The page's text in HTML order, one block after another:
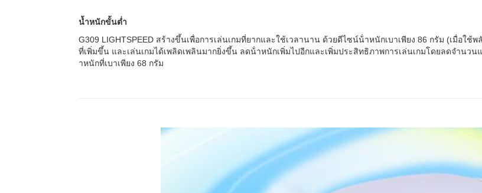
น้ำหนักขั้นต่ำ
G309 LIGHTSPEED สร้างขึ้นเพื่อการเล่นเกมที่ยากและใช้เวลานาน ด้วยดีไซน์น้ําหนักเบาเพียง 86 กรัม (เมื่อใช้
ที่เพิ่มขึ้น และเล่นเกมได้เพลิดเพลินมากยิ่งขึ้น ลดน้ําหนักเพิ่มไปอีกและเพิ่มประสิทธิภาพการเล่นเกมโดยลดจำนวน
าหนักที่เบาเพียง 68 กรัม